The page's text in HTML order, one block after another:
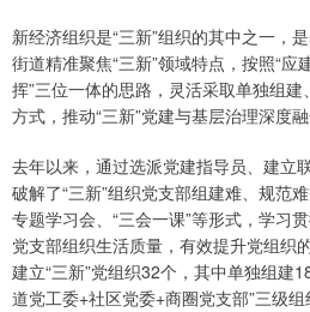
新经济组织是“三新”组织的其中之一，
街道精准聚焦“三新”领域特点，按照“
挥”三位一体的思路，灵活采取单独组
方式，推动“三新”党建与基层治理深度融
去年以来，通过选派党建指导员、建立
破解了“三新”组织党支部组建难、规范
专题学习会、“三会一课”等形式，学习
党支部组织生活质量，有效提升党组织
建立“三新”党组织32个，其中单独组建
道党工委+社区党委+商圈党支部”三级组